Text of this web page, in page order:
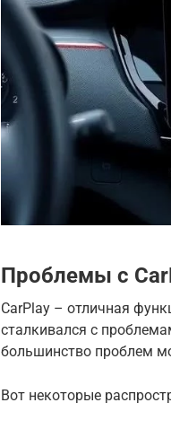
Проблемы с
CarPlay – отличная
сталкивался с
большинство проблем
Вот некоторые